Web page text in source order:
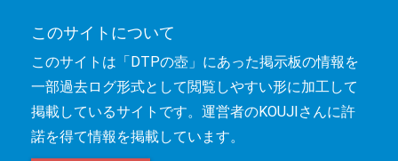
このサイトについて
このサイトは「DTPの壺」にあった掲示板の情報を
一部過去ログ形式として閲覧しやすい形に加工して
掲載しているサイトです。運営者のKOUJIさんに許
諾を得て情報を掲載しています。